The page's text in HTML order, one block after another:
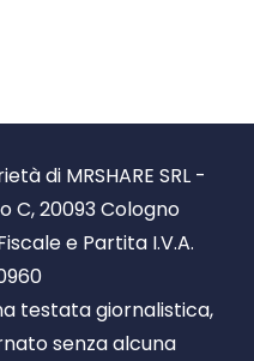
di MRSHARE SRL -
C, 20093 Cologno
e Partita I.V.A.
testata giornalistica,
senza alcuna